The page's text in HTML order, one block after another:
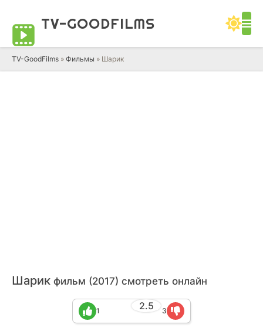
TV-GOODFILMS
TV-GoodFilms » Фильмы » Шарик
Шарик фильм (2017) смотреть онлайн
2.5
1 3